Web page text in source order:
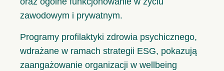
zawodowym i prywatnym.
Programy profilaktyki zdrowia psychicznego,
wdrażane w ramach strategii ESG, pokazują
zaangażowanie organizacji w wellbeing